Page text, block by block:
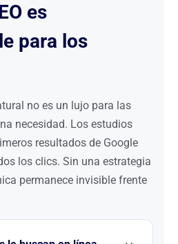
es
para los
no es un lujo para las
necesidad. Los estudios
resultados de Google
los clics. Sin una estrategia
permanece invisible frente